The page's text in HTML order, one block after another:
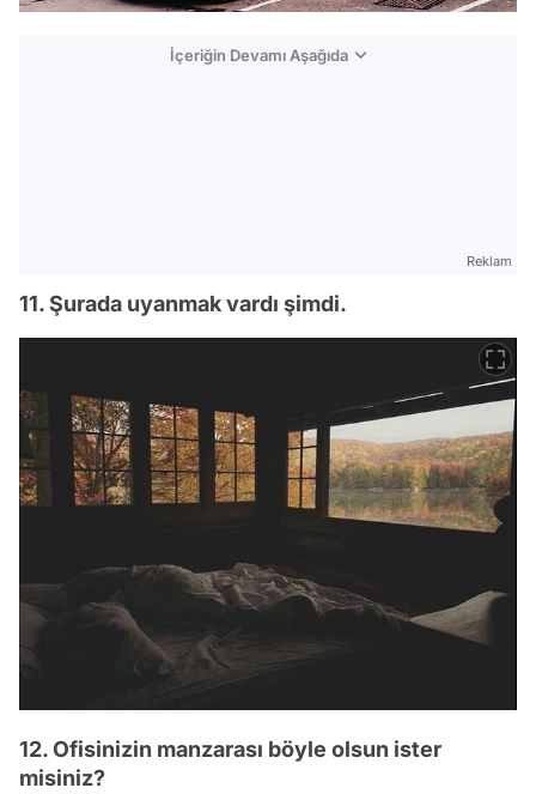
İçeriğin Devamı Aşağıda
Reklam
11. Şurada uyanmak vardı şimdi.
12. Ofisinizin manzarası böyle olsun ister
misiniz?